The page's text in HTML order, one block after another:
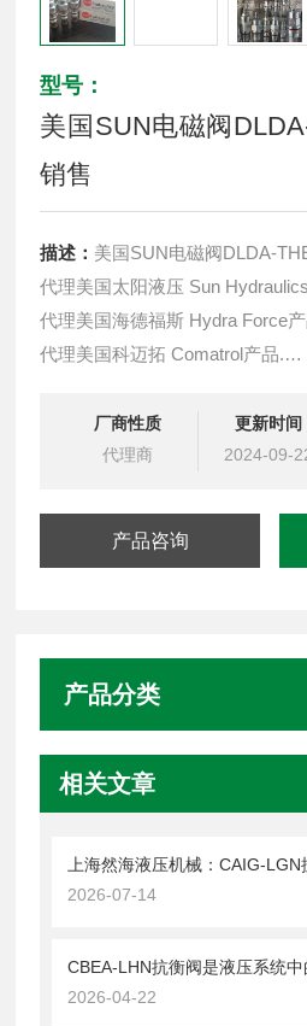
型号：
美国SUN电磁阀
销售
描述： 美国SUN电磁阀DLDA-
代理美国太阳液压 Sun
代理美国海德福斯 Hydra Force
代理美国科迈拓 Comatrol产品.
提供油路系统设计,油路块设计,
液压油缸，经销力士乐、派克、
厂商性质
代理商
更新时间
2024-09-
产品咨询
产品分类
相关文章
2026-07-14
CBEA-LHN抗衡阀是液压系统
2026-04-22